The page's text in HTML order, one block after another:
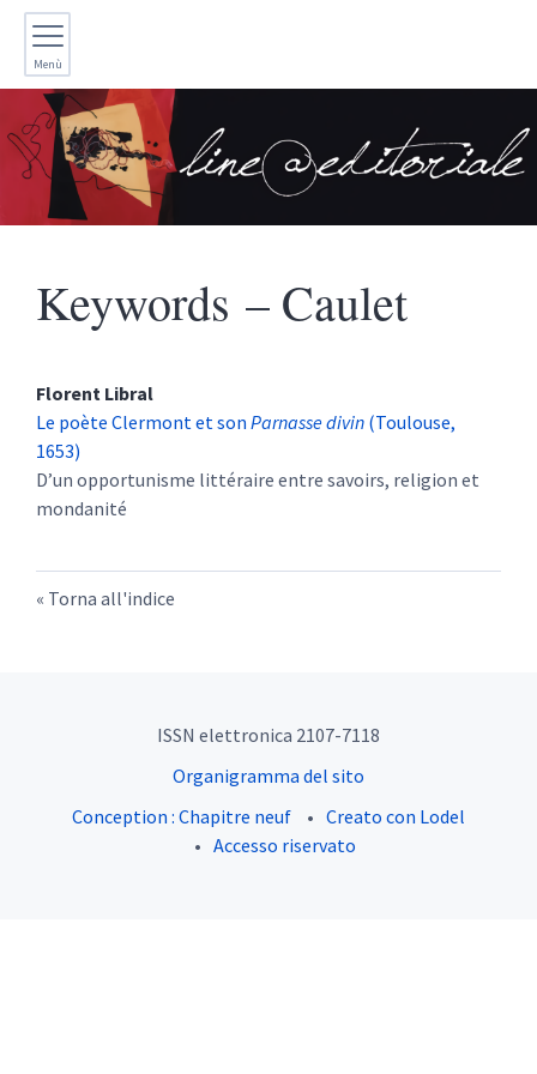
Menù
Keywords – Caulet
Florent Libral
Le poète Clermont et son Parnasse divin (Toulouse,
1653)
D’un opportunisme littéraire entre savoirs, religion et
mondanité
Torna all'indice
ISSN elettronica 2107-7118
Organigramma del sito
Conception : Chapitre neuf
Creato con Lodel
Accesso riservato